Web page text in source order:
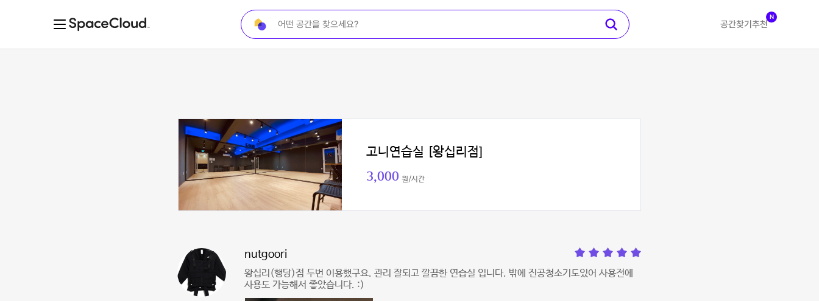
공간찾기 추천
N
고니연습실 [왕십리점]
3,000 원/시간
nutgoori
왕십리(행당)점 두번 이용했구요. 관리 잘되고 깔끔한 연습실 입니다. 밖에 진공청소기도있어 사용전에
사용도 가능해서 좋았습니다. :)